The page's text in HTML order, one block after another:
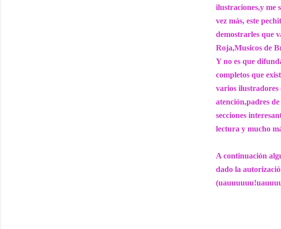
ilustraciones,y me
vez más, este
demostrarles que
Roja,Musicos de
Y no es que
completos que
varios ilustradores
atención,padres
secciones
lectura y mucho
A continuación
dado la